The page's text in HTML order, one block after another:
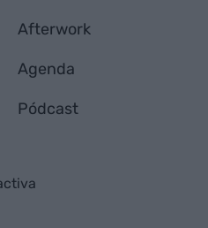
Afterwork
Agenda
Pódcast